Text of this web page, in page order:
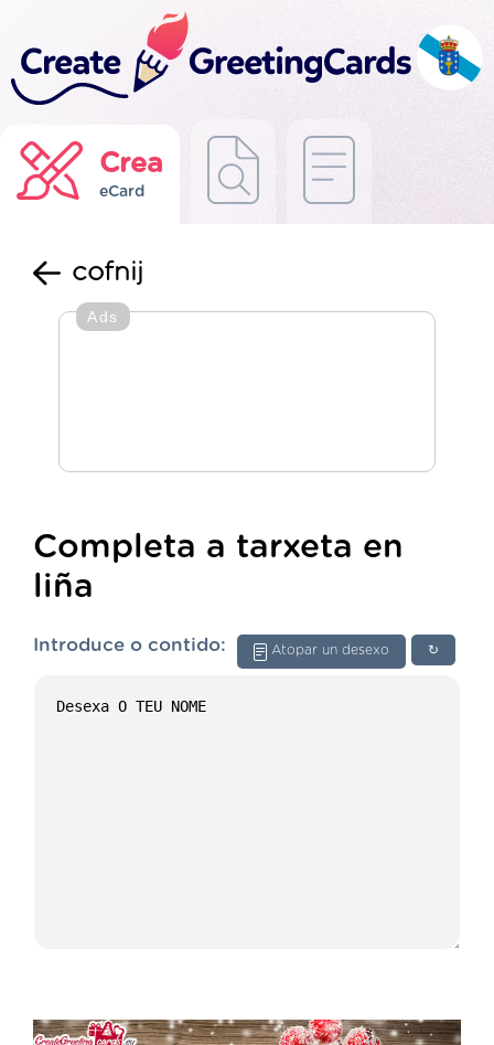
Crea
eCard
cofnij
Ads
Completa a tarxeta en
liña
↻
Atopar un desexo
Introduce o contido: